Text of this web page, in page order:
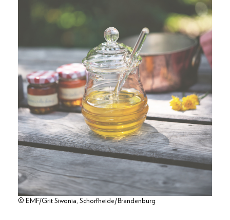
© EMF/Grit Siwonia, Schorfheide/Brandenburg